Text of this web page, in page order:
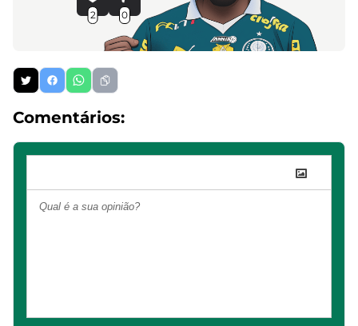
2 0
Comentários: